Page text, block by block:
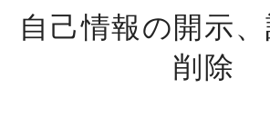
自己情報の開示
削除